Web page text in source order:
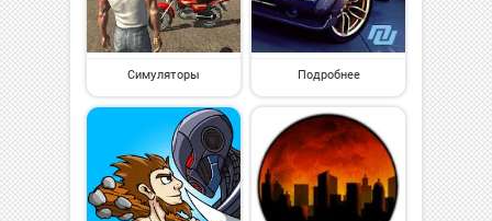
Симуляторы Подробнее